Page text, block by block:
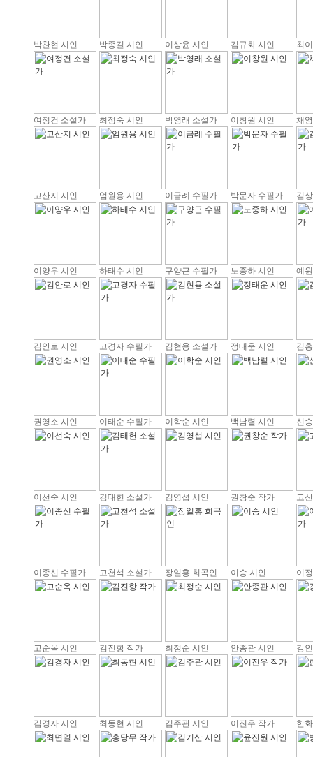
박찬현 시인 박종길 시인 이상윤 시인 김규화 시인 최
여정건 소설가 최정숙 시인 박영래 소설가 이창원 시인 채
고산지 시인 엄원용 시인 이금례 수필가 박문자 수필가 김
이양우 시인 하태수 시인 구양근 수필가 노중하 시인 예
김안로 시인 고경자 수필가 김현용 소설가 정태운 시인 김
권영소 시인 이태순 수필가 이학순 시인 백남렬 시인 신
이선숙 시인 김태헌 소설가 김영섭 시인 권창순 작가 고
이종신 수필가 고천석 소설가 장일홍 희곡인 이승 시인 이
고순옥 시인 김진항 작가 최정순 시인 안종관 시인 강
김경자 시인 최동현 시인 김주관 시인 이진우 작가 한